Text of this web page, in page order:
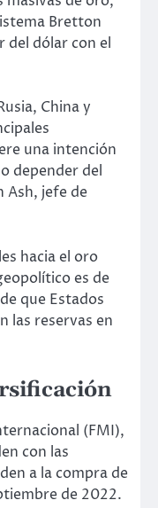
Bretton
del dólar con el
China y
una intención
depender del
Ash, jefe de
hacia el oro
es de
que Estados
las reservas en
(FMI),
con las
a la compra de
de 2022.